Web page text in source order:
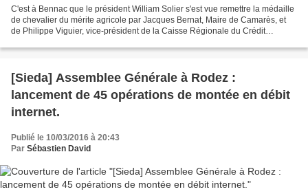
C'est à Bennac que le président William Solier s'est vue remettre la médaille
de chevalier du mérite agricole par Jacques Bernat, Maire de Camarès, et
de Philippe Viguier, vice-président de la Caisse Régionale du Crédit
[Sieda] Assemblee Générale à Rodez :
lancement de 45 opérations de montée en débit
internet.
Publié le 10/03/2016 à 20:43
Par Sébastien David